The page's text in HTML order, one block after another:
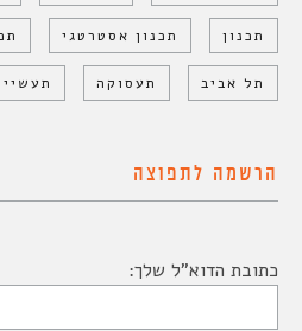
תכנון תכנון אסטרטגי
תל אביב תעסוקה
הרשמה לתפוצה
כתובת הדוא"ל שלך: